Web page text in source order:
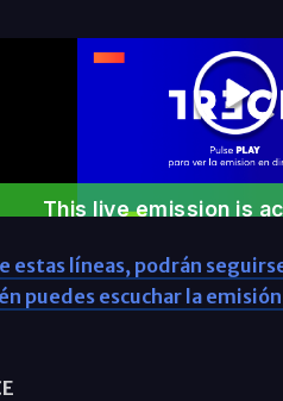
estas líneas, podrán
puedes escuchar la